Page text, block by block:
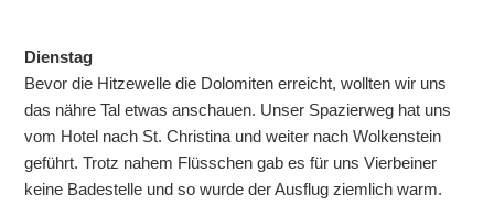
Dienstag
Bevor die Hitzewelle die Dolomiten erreicht, wollten wir uns
das nähre Tal etwas anschauen. Unser Spazierweg hat uns
vom Hotel nach St. Christina und weiter nach Wolkenstein
geführt. Trotz nahem Flüsschen gab es für uns Vierbeiner
keine Badestelle und so wurde der Ausflug ziemlich warm.